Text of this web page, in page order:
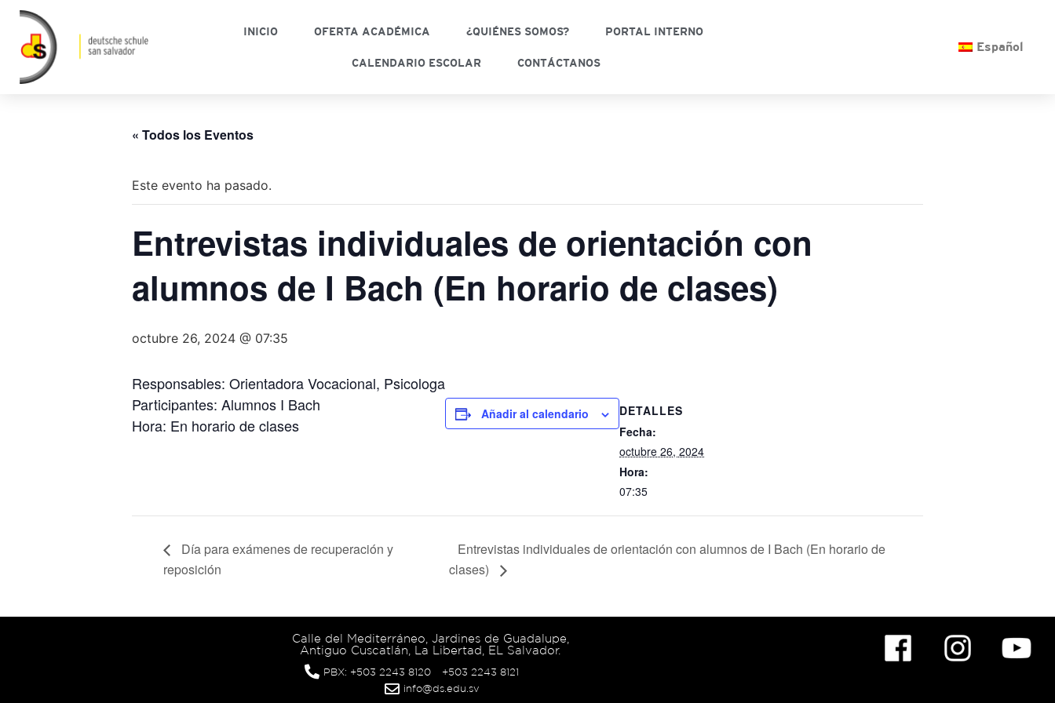
INICIO OFERTA ACADÉMICA ¿QUIÉNES SOMOS? PORTAL INTERNO
CALENDARIO ESCOLAR CONTÁCTANOS
Español
« Todos los Eventos
Este evento ha pasado.
Entrevistas individuales de orientación con
alumnos de I Bach (En horario de clases)
octubre 26, 2024 @ 07:35
Responsables: Orientadora Vocacional, Psicologa
Participantes: Alumnos I Bach
Hora: En horario de clases
Añadir al calendario
DETALLES
Fecha:
octubre 26, 2024
Hora:
07:35
Día para exámenes de recuperación y
reposición
Entrevistas individuales de orientación con alumnos de I Bach (En horario de
clases)
Calle del Mediterráneo, Jardines de Guadalupe,
Antiguo Cuscatlán, La Libertad, EL Salvador.
PBX: +503 2243 8120
+503 2243 8121
info@ds.edu.sv